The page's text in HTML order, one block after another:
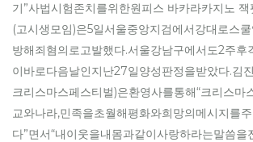
기”사법시험존치를위한원피스 바카라카지노
(고시생모임)은5일서울중앙지검에서강대로스
방해죄혐의로고발했다.서울강남구에서도2주후
이바로다음날인지난27일양성판정을받았다.김
크리스마스페스티벌)은환영사를통해“크리스마
교와나라,민족을초월해평화와희망의메시지를
다”면서“내이웃을내몸과같이사랑하라는말씀을